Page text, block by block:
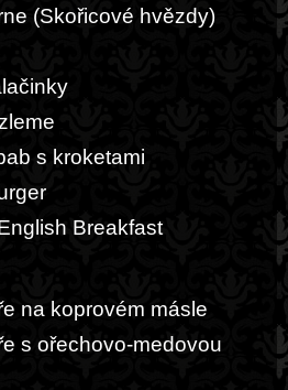
(Skořicové hvězdy)
s kroketami
Breakfast
na koprovém másle
s ořechovo-medovou